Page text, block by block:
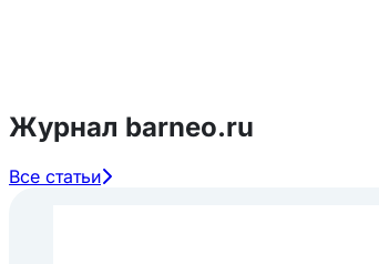
Журнал barneo.ru
Все статьи